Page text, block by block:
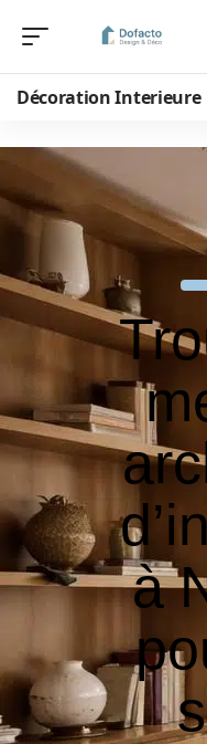
Décoration Interieure
à